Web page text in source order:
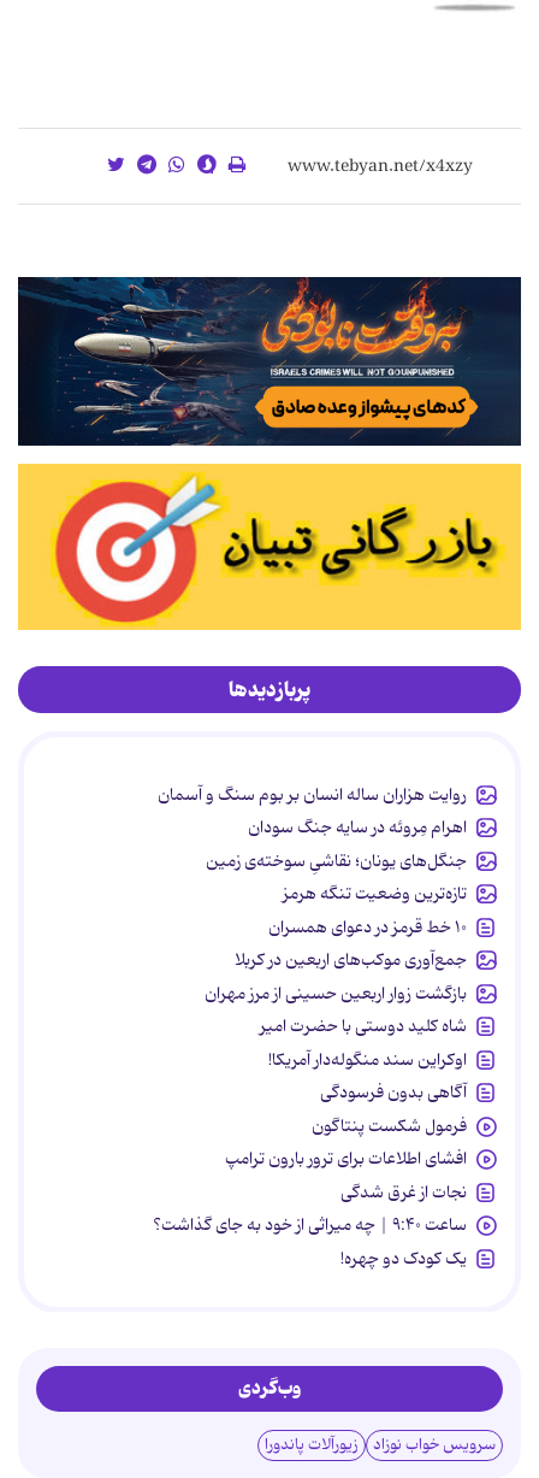
پربازدیدها
روایت هزاران ساله انسان بر بوم سنگ و آسمان
اهرام مِروئه در سایه جنگ سودان
جنگل‌های یونان؛ نقاشیِ سوخته‌ی زمین
تازه‌ترین وضعیت تنگه هرمز
۱۰ خط قرمز در دعوای همسران
جمع‌آوری موکب‌های اربعین در کربلا
بازگشت زوار اربعین حسینی از مرز مهران
شاه کلید دوستی با حضرت امیر
اوکراین سند منگوله‌دار آمریکا!
آگاهی بدون فرسودگی
فرمول شکست پنتاگون
افشای اطلاعات برای ترور بارون ترامپ
نجات از غرق شدگی
ساعت ۹:۴۰ | چه میراثی از خود به جای گذاشت؟
یک کودک دو چهره!
وب‌گردی
سرویس خواب نوزاد زیورآلات پاندورا